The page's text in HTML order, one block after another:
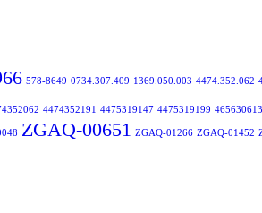
578-8649 0734.307.409 1369.050.003 4474.352.062
4474352191 4475319147 4475319199
ZGAQ-00651 ZGAQ-01266 ZGAQ-01452